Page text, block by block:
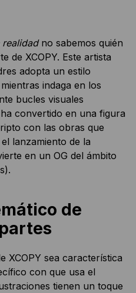
realidadno sabemos quién
de XCOPY. Este artista
adopta un estilo
indaga en los
bucles visuales
convertido en una figura
con las obras que
lanzamiento de la
en un OG del ámbito
de
XCOPY sea característica
con que usa el
tienen un toque